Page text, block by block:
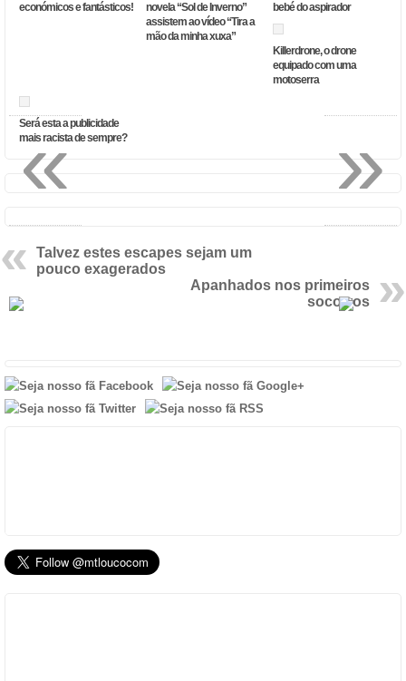
económicos e fantásticos!
novela “Sol de Inverno”
assistem ao vídeo “Tira a
mão da minha xuxa”
bebé do aspirador
Killerdrone, o drone
equipado com uma
motoserra
Será esta a publicidade
mais racista de sempre?
Talvez estes escapes sejam um
pouco exagerados
Apanhados nos primeiros
socorros
»
«